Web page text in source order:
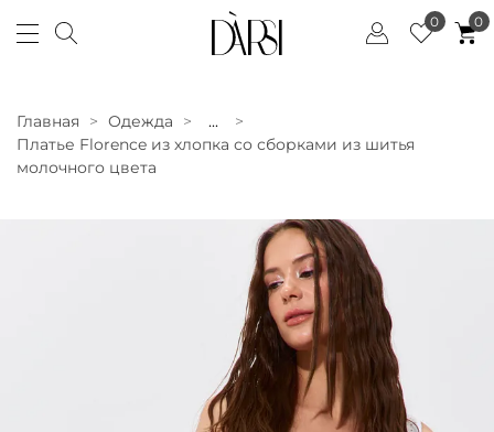
0 0
Главная Одежда
...
Платье Florence из хлопка со сборками из шитья
молочного цвета